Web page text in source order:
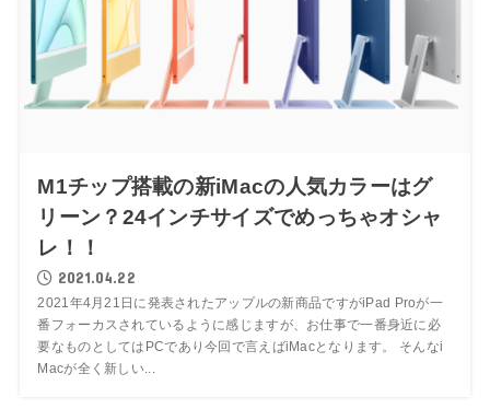
M1チップ搭載の新iMacの人気カラーはグ
リーン？24インチサイズでめっちゃオシャ
レ！！
2021.04.22
2021年4月21日に発表されたアップルの新商品ですがiPad Proが一
番フォーカスされているように感じますが、お仕事で一番身近に必
要なものとしてはPCであり今回で言えばiMacとなります。 そんなi
Macが全く新しい...